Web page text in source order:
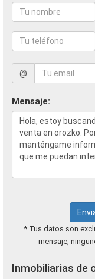
@
Mensaje:
* Tus datos son
mensaje,
Inmobiliarias de